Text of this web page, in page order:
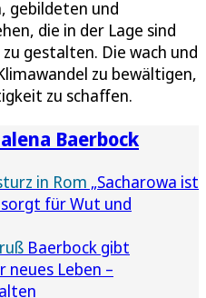
gebildeten und
die in der Lage sind
gestalten. Die wach und
zu bewältigen,
zu schaffen.
Baerbock
in Rom „Sacharowa ist
sorgt für Wut und
Baerbock gibt
neues Leben –